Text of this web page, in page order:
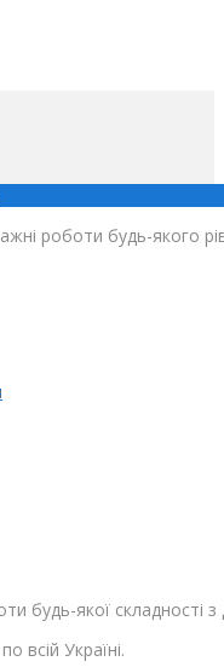
роботи будь-якого
будь-якої складності
всій Україні.